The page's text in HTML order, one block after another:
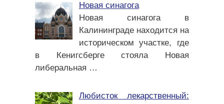
Новая синагога
Новая синагога в
Калининграде находится на
историческом участке, где
в Кенигсберге стояла Новая
либеральная …
Любисток лекарственный: